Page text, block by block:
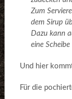
Zum
dem Sirup
Dazu kann
eine
Und hier
Für die